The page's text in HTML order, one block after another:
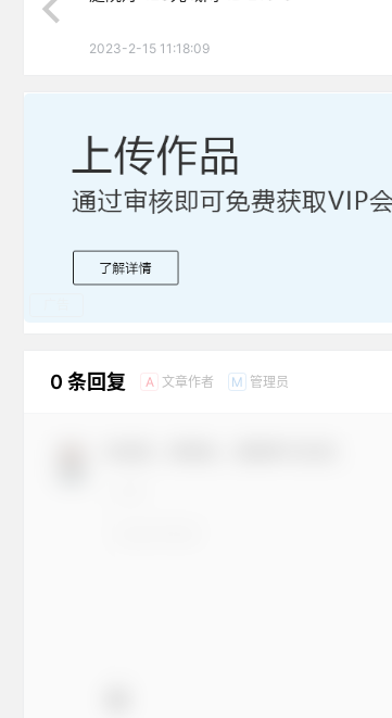
2023-2-15 11:18:09
0 条回复 A 文章作者 M 管理员